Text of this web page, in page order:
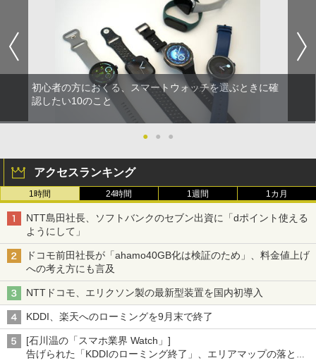
初心者の方におくる、スマートウォッチを選ぶときに確
認したい10のこと
● ● ●
アクセスランキング
1時間 24時間 1週間 1カ月
NTT島田社長、ソフトバンクのセブン出資に「dポイント使える
ようにして」
ドコモ前田社長が「ahamo40GB化は検証のため」、料金値上げ
への考え方にも言及
NTTドコモ、エリクソン製の最新型装置を国内初導入
KDDI、楽天へのローミングを9月末で終了
[石川温の「スマホ業界 Watch」]
告げられた「KDDIのローミング終了」、エリアマップの落とし